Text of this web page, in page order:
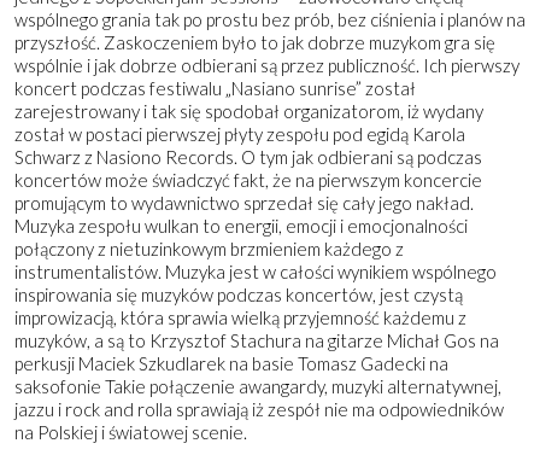
wspólnego grania tak po prostu bez prób, bez ciśnienia i planów na
przyszłość. Zaskoczeniem było to jak dobrze muzykom gra się
wspólnie i jak dobrze odbierani są przez publiczność. Ich pierwszy
koncert podczas festiwalu „Nasiano sunrise” został
zarejestrowany i tak się spodobał organizatorom, iż wydany
został w postaci pierwszej płyty zespołu pod egidą Karola
Schwarz z Nasiono Records. O tym jak odbierani są podczas
koncertów może świadczyć fakt, że na pierwszym koncercie
promującym to wydawnictwo sprzedał się cały jego nakład.
Muzyka zespołu wulkan to energii, emocji i emocjonalności
połączony z nietuzinkowym brzmieniem każdego z
instrumentalistów. Muzyka jest w całości wynikiem wspólnego
inspirowania się muzyków podczas koncertów, jest czystą
improwizacją, która sprawia wielką przyjemność każdemu z
muzyków, a są to Krzysztof Stachura na gitarze Michał Gos na
perkusji Maciek Szkudlarek na basie Tomasz Gadecki na
saksofonie Takie połączenie awangardy, muzyki alternatywnej,
jazzu i rock and rolla sprawiają iż zespół nie ma odpowiedników
na Polskiej i światowej scenie.